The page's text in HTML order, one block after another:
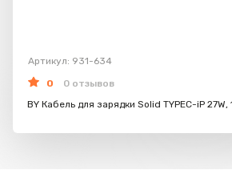
Артикул: 931-634
0
0 отзывов
BY Кабель для зарядки Solid TYPEC-iP